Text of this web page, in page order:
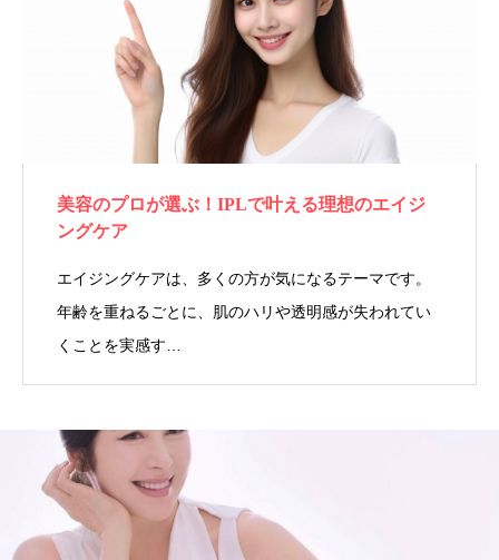
美容のプロが選ぶ！IPLで叶える理想のエイジ
ングケア
エイジングケアは、多くの方が気になるテーマです。
年齢を重ねるごとに、肌のハリや透明感が失われてい
くことを実感す…